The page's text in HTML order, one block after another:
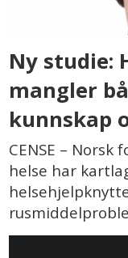
Ny studie:
mangler
kunnskap
CENSE –
helse har